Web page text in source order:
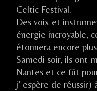
Celtic Festival.
Des voix et
énergie incroyable,
étonnera encore plus
Samedi soir, ils ont
Nantes et ce fût
j’ espère de réussir)